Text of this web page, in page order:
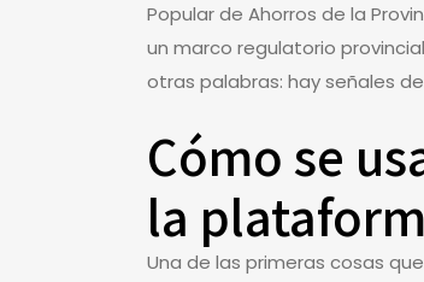
Popular de Ahorros de la
un marco regulatorio
otras palabras: hay señales
Cómo se
la
Una de las primeras cosas